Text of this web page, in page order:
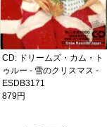
CD: ドリームズ・カム・ト
ゥルー - 雪のクリスマス -
ESDB3171
879円